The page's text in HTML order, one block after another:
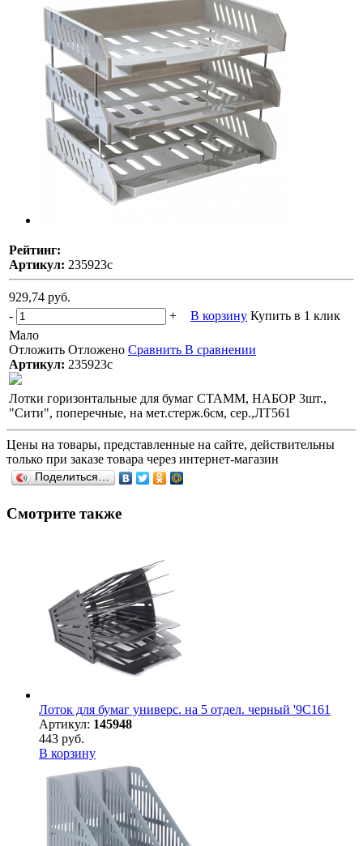
Рейтинг:
Артикул: 235923с
929,74 руб.
-
+ В корзину Купить в 1 клик
Мало
Отложить Отложено Сравнить В сравнении
Артикул: 235923с
Лотки горизонтальные для бумаг СТАММ, НАБОР 3шт.,
"Сити", поперечные, на мет.стерж.6см, сер.,ЛТ561
Цены на товары, представленные на сайте, действительны
только при заказе товара через интернет-магазин
Поделиться…
Смотрите также
Лоток для бумаг универс. на 5 отдел. черный '9С161
Артикул: 145948
443 руб.
В корзину